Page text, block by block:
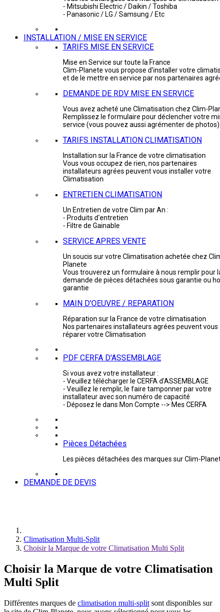
- Mitsubishi Electric / Daikin / Toshiba
- Panasonic / LG / Samsung / Etc
INSTALLATION / MISE EN SERVICE
TARIFS MISE EN SERVICE
Mise en Service sur toute la France
Clim-Planete vous propose d'installer votre
et de le mettre en service par nos partenaires
DEMANDE DE RDV MISE EN SERVICE
Vous avez acheté une Climatisation chez Clim-
Remplissez le formulaire pour déclencher votre
service (vous pouvez aussi agrémenter de photos)
TARIFS INSTALLATION CLIMATISATION
Installation sur la France de votre climatisation
Vous vous occupez de rien, nos partenaires
installateurs agrées peuvent vous installer votre
Climatisation
ENTRETIEN CLIMATISATION
Un Entretien de votre Clim par An :
- Produits d'entretien
- Filtre de Gainable
SERVICE APRES VENTE
Un soucis sur votre Climatisation achetée chez
Planete
Vous trouverez un formulaire à nous remplir pour
demande de pièces détachées sous garantie ou
garantie
MAIN D'OEUVRE / REPARATION
Réparation sur la France de votre climatisation
Nos partenaires installateurs agrées peuvent vous
réparer votre Climatisation
PDF CERFA D'ASSEMBLAGE
Si vous avez votre installateur :
- Veuillez télécharger le CERFA d'ASSEMBLAGE
- Veuillez le remplir, le faire tamponner par votre
installateur avec son numéro de capacité
- Déposez le dans Mon Compte --> Mes CERFA
Pièces Détachées
Les pièces détachées des marques sur Clim-
DEMANDE DE DEVIS
Climatisation Multi-Split
Choisir la Marque de votre Climatisation Multi Split
Choisir la Marque de votre Climatisation
Multi Split
Différentes marques de climatisation multi-split sont disponibles sur